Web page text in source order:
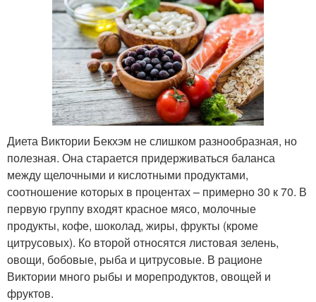
Диета Виктории Бекхэм не слишком разнообразная, но
полезная. Она старается придерживаться баланса
между щелочными и кислотными продуктами,
соотношение которых в процентах – примерно 30 к 70. В
первую группу входят красное мясо, молочные
продукты, кофе, шоколад, жиры, фрукты (кроме
цитрусовых). Ко второй относятся листовая зелень,
овощи, бобовые, рыба и цитрусовые. В рационе
Виктории много рыбы и морепродуктов, овощей и
фруктов.